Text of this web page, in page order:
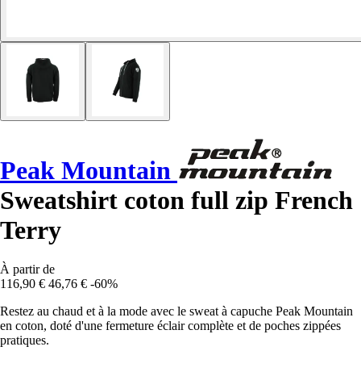
Peak Mountain
Sweatshirt coton full zip French
Terry
À partir de
116,90 € 46,76 € -60%
Restez au chaud et à la mode avec le sweat à capuche Peak Mountain
en coton, doté d'une fermeture éclair complète et de poches zippées
pratiques.